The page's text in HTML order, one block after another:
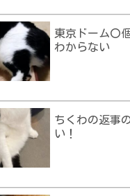
東京ドーム〇
わからない
ちくわの返事
い！